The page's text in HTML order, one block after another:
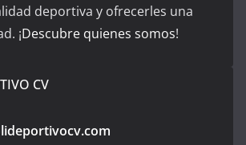
deportiva y ofrecerles una
¡Descubre quienes somos!
CV